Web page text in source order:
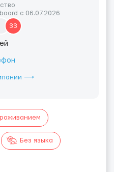
с 06.07.2026
33
⟶
Без языка